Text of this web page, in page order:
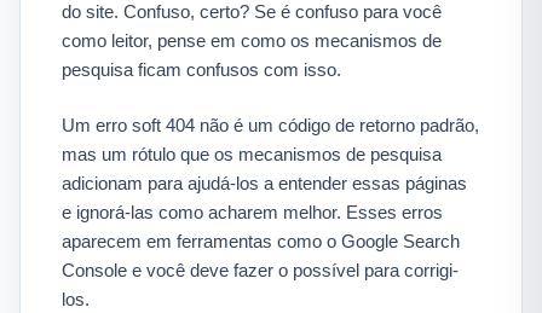
do site. Confuso, certo? Se é confuso para você
como leitor, pense em como os mecanismos de
pesquisa ficam confusos com isso.
Um erro soft 404 não é um código de retorno padrão,
mas um rótulo que os mecanismos de pesquisa
adicionam para ajudá-los a entender essas páginas
e ignorá-las como acharem melhor. Esses erros
aparecem em ferramentas como o Google Search
Console e você deve fazer o possível para corrigi-
los.